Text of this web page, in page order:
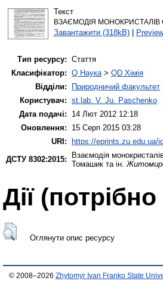
Текст
ВЗАЄМОДІЯ МОНОКРИСТАЛІВ
Завантажити (318kB)| Preview
Тип ресурсу: Стаття
Класифікатор: Q Наука> QD Хімія
Відділи:
Природничий факультет
Користувач: st.lab. V. Ju. Paschenko
Дата подачі:
14 Лют 2012 12:18
Оновлення:
15 Серп 2015 03:28
URI:
https://eprints.zu.edu.ua/
ДСТУ 8302:2015:
Взаємодія
Томашик та ін.
Дії
Оглянути опис ресурсу
© 2008–2026 Zhytomyr Ivan Franko State